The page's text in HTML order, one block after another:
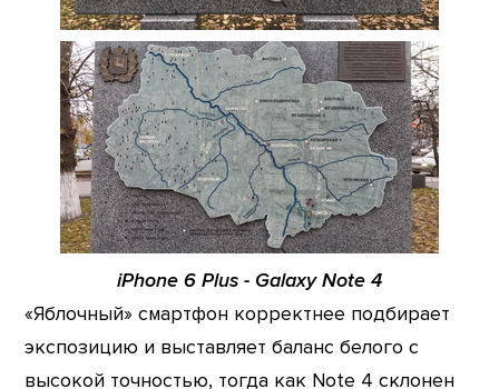
iPhone 6 Plus - Galaxy Note 4
«Яблочный» смартфон корректнее подбирает
экспозицию и выставляет баланс белого с
высокой точностью, тогда как Note 4 склонен